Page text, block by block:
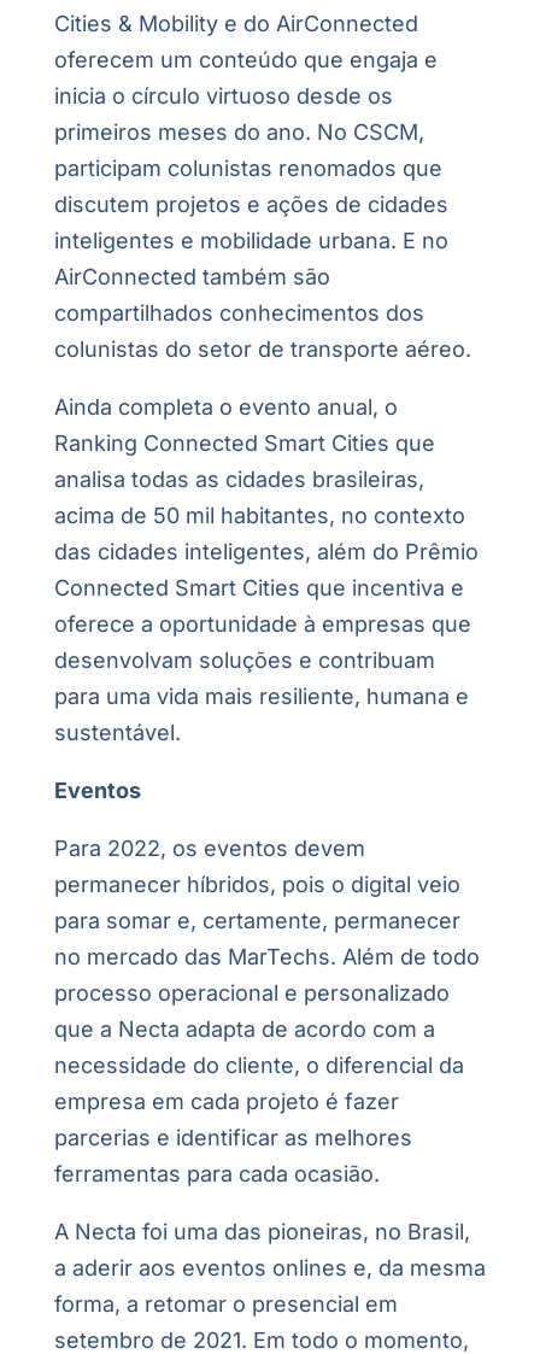
Cities & Mobility e do AirConnected
oferecem um conteúdo que engaja e
inicia o círculo virtuoso desde os
primeiros meses do ano. No CSCM,
participam colunistas renomados que
discutem projetos e ações de cidades
inteligentes e mobilidade urbana. E no
AirConnected também são
compartilhados conhecimentos dos
colunistas do setor de transporte aéreo.
Ainda completa o evento anual, o
Ranking Connected Smart Cities que
analisa todas as cidades brasileiras,
acima de 50 mil habitantes, no contexto
das cidades inteligentes, além do Prêmio
Connected Smart Cities que incentiva e
oferece a oportunidade à empresas que
desenvolvam soluções e contribuam
para uma vida mais resiliente, humana e
sustentável.
Eventos
Para 2022, os eventos devem
permanecer híbridos, pois o digital veio
para somar e, certamente, permanecer
no mercado das MarTechs. Além de todo
processo operacional e personalizado
que a Necta adapta de acordo com a
necessidade do cliente, o diferencial da
empresa em cada projeto é fazer
parcerias e identificar as melhores
ferramentas para cada ocasião.
A Necta foi uma das pioneiras, no Brasil,
a aderir aos eventos onlines e, da mesma
forma, a retomar o presencial em
setembro de 2021. Em todo o momento,